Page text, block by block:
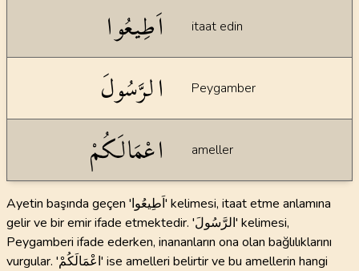
اَطِيعُوا itaat edin
الرَّسُولَ Peygamber
اعْمَالَكُمْ ameller
Ayetin başında geçen 'اَطِيعُوا' kelimesi, itaat etme anlamına
gelir ve bir emir ifade etmektedir. 'الرَّسُولَ' kelimesi,
Peygamberi ifade ederken, inananların ona olan bağlılıklarını
vurgular. 'اعْمَالَكُمْ' ise amelleri belirtir ve bu amellerin hangi